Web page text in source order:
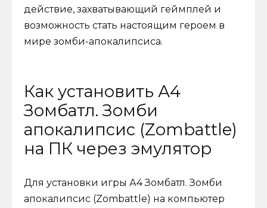
действие, захватывающий геймплей и
возможность стать настоящим героем в
мире зомби-апокалипсиса.
Как установить А4
Зомбатл. Зомби
апокалипсис (Zombattle)
на ПК через эмулятор
Для установки игры А4 Зомбатл. Зомби
апокалипсис (Zombattle) на компьютер